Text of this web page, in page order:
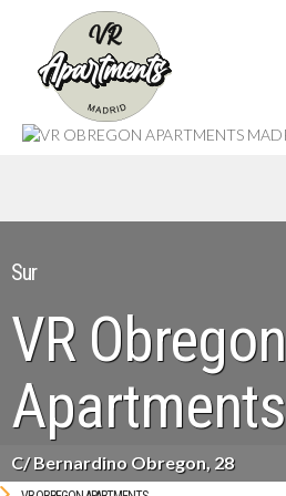
Sur
VR Obregon
Apartments
C/ Bernardino Obregon, 28